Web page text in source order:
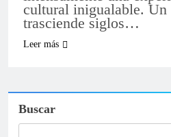
cultural inigualable. Un
trasciende siglos…
Leer más
Buscar